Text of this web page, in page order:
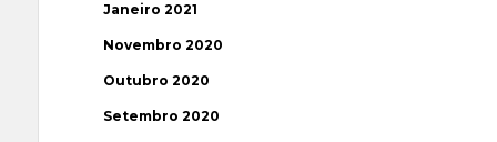
Janeiro 2021
Novembro 2020
Outubro 2020
Setembro 2020